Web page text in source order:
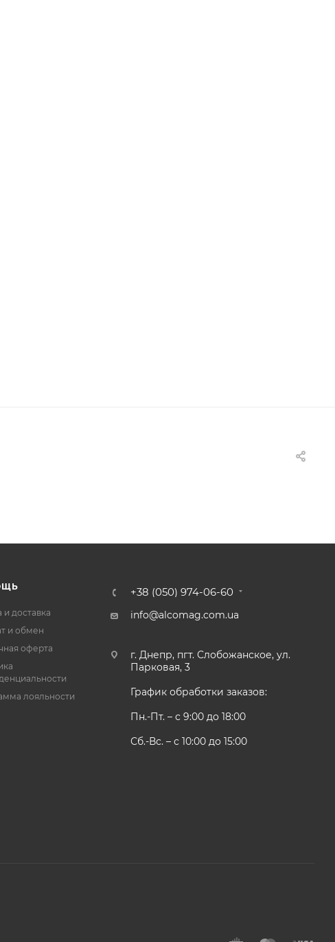
и доставка
и обмен
оферта
лояльности
+38 (050) 974-06-60
info@alcomag.com.ua
г. Днепр, пгт. Слобожанское, ул.
Парковая, 3
График обработки заказов:
Пн.-Пт. – с 9:00 до 18:00
Сб.-Вс. – с 10:00 до 15:00